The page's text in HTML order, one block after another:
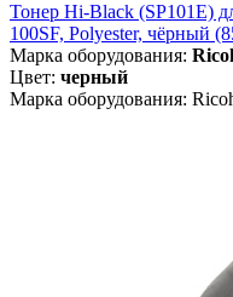
Тонер Hi-Black (SP101E)
100SF, Polyester, чёрный
Марка оборудования:
Цвет: черный
Марка оборудования: